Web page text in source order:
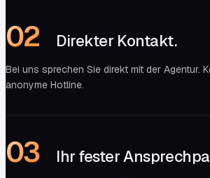
02 Direkter Kontakt.
Bei uns sprechen Sie direkt mit der Agentur.
anonyme Hotline.
03 Ihr fester